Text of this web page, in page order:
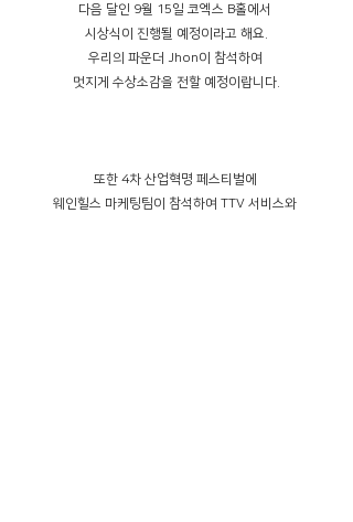
다음 달인 9월 15일 코엑스 B홀에서
시상식이 진행될 예정이라고 해요.
우리의 파운더 Jhon이 참석하여
멋지게 수상소감을 전할 예정이랍니다.
또한 4차 산업혁명 페스티벌에
웨인힐스 마케팅팀이 참석하여 TTV 서비스와